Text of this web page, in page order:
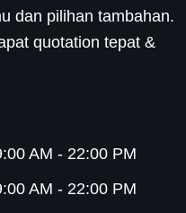
dan pilihan tambahan.
quotation tepat &
AM - 22:00 PM
AM - 22:00 PM